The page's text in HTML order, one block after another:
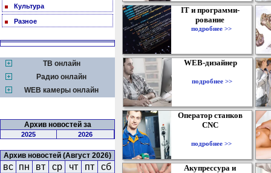
Культура
Разное
ТВ онлайн
Радио онлайн
WEB камеры онлайн
Архив новостей за
2025 2026
Архив новостей (Август 2026)
вс пн вт ср чт пт сб
IT и программи-
рование
подробнее >>
WEB-дизайнер
подробнее >>
Оператор станков
CNC
подробнее >>
Акупрессура и